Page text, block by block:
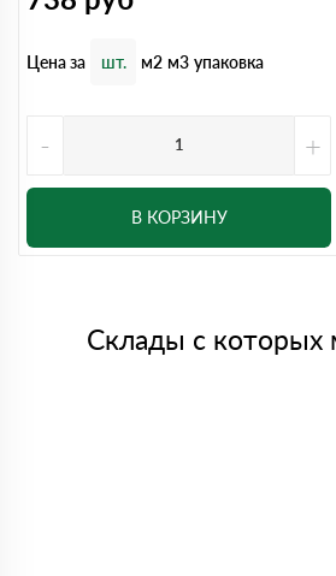
Цена за шт. м2 м3 упаковка
- +
В КОРЗИНУ
Склады с которых